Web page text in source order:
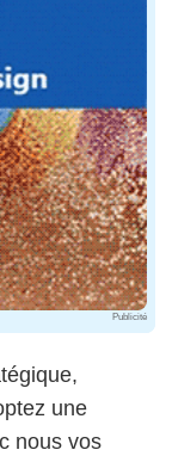
Publicité
une
nous vos